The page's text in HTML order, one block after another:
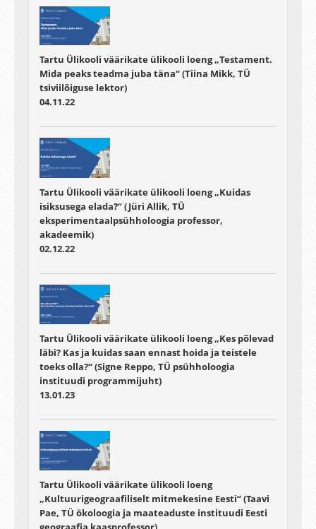
Tartu Ülikooli väärikate ülikooli loeng „Testament.
Mida peaks teadma juba täna“ (Tiina Mikk, TÜ
tsiviilõiguse lektor)
04.11.22
Tartu Ülikooli väärikate ülikooli loeng „Kuidas
isiksusega elada?“ (Jüri Allik, TÜ
eksperimentaalpsühholoogia professor,
akadeemik)
02.12.22
Tartu Ülikooli väärikate ülikooli loeng „Kes põlevad
läbi? Kas ja kuidas saan ennast hoida ja teistele
toeks olla?“ (Signe Reppo, TÜ psühholoogia
instituudi programmijuht)
13.01.23
Tartu Ülikooli väärikate ülikooli loeng
„Kultuurigeograafiliselt mitmekesine Eesti“ (Taavi
Pae, TÜ ökoloogia ja maateaduste instituudi Eesti